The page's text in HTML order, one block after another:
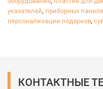
указателей, приборных
персонализации подарков,
КОНТАКТНЫЕ